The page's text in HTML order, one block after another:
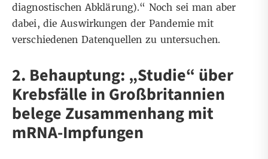
diagnostischen Abklärung).“ Noch sei man aber
dabei, die Auswirkungen der Pandemie mit
verschiedenen Datenquellen zu untersuchen.
2. Behauptung: „Studie“ über
Krebsfälle in Großbritannien
belege Zusammenhang mit
mRNA-Impfungen